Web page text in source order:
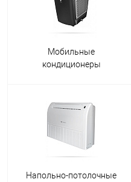
Мобильные
кондиционеры
Напольно-потолочные